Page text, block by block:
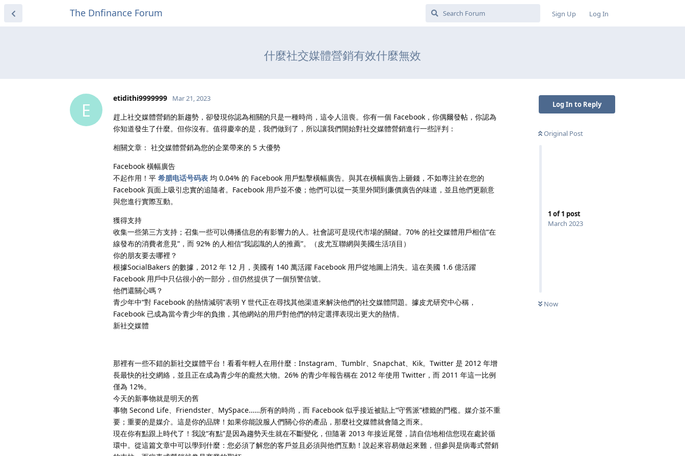
The Dnfinance Forum Sign Up Log In
什麼社交媒體營銷有效什麼無效
Log In to Reply
Original Post
1 of1 post
March 2023
Now
E
etidithi9999999 Mar 21, 2023
趕上社交媒體營銷的新趨勢，卻發現你認為相關的只是一種時尚，這令人沮喪。你有一個 Facebook，你偶爾發帖，你認為
你知道發生了什麼。但你沒有。值得慶幸的是，我們做到了，所以讓我們開始對社交媒體營銷進行一些評判：
相關文章： 社交媒體營銷為您的企業帶來的 5 大優勢
Facebook 橫幅廣告
不起作用！平 希腊电话号码表 均 0.04% 的 Facebook 用戶點擊橫幅廣告。與其在橫幅廣告上砸錢，不如專注於在您的
Facebook 頁面上吸引忠實的追隨者。Facebook 用戶並不傻；他們可以從一英里外聞到廉價廣告的味道，並且他們更願意
與您進行實際互動。
獲得支持
收集一些第三方支持；召集一些可以傳播信息的有影響力的人。社會認可是現代市場的關鍵。70% 的社交媒體用戶相信“在
線發布的消費者意見”，而 92% 的人相信“我認識的人的推薦”。（皮尤互聯網與美國生活項目）
你的朋友要去哪裡？
根據SocialBakers 的數據，2012 年 12 月，美國有 140 萬活躍 Facebook 用戶從地圖上消失。這在美國 1.6 億活躍
Facebook 用戶中只佔很小的一部分，但仍然提供了一個預警信號。
他們還關心嗎？
青少年中“對 Facebook 的熱情減弱”表明 Y 世代正在尋找其他渠道來解決他們的社交媒體問題。據皮尤研究中心稱，
Facebook 已成為當今青少年的負擔，其他網站的用戶對他們的特定選擇表現出更大的熱情。
新社交媒體
那裡有一些不錯的新社交媒體平台！看看年輕人在用什麼：Instagram、Tumblr、Snapchat、Kik。Twitter 是 2012 年增
長最快的社交網絡，並且正在成為青少年的龐然大物。26% 的青少年報告稱在 2012 年使用 Twitter，而 2011 年這一比例
僅為 12%。
今天的新事物就是明天的舊
事物 Second Life、Friendster、MySpace……所有的時尚，而 Facebook 似乎接近被貼上“守舊派”標籤的門檻。媒介並不重
要；重要的是媒介。這是你的品牌！如果你能說服人們關心你的產品，那麼社交媒體就會隨之而來。
現在你有點跟上時代了！我說“有點”是因為趨勢天生就在不斷變化，但隨著 2013 年接近尾聲，請自信地相信您現在處於循
環中。從這篇文章中可以學到什麼：您必須了解您的客戶並且必須與他們互動！說起來容易做起來難，但參與是病毒式營銷